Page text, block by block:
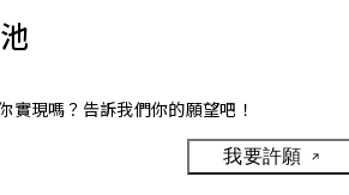
實現嗎？告訴我們你的願望吧！
我要許願